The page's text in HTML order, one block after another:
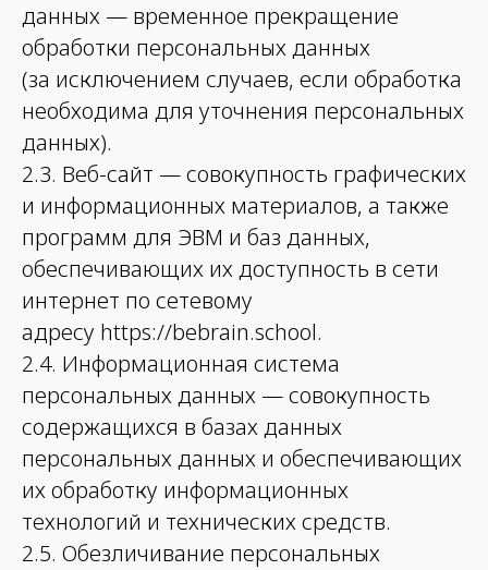
данных — временное прекращение
обработки персональных данных
(за исключением случаев, если обработка
необходима для уточнения персональных
данных).
2.3. Веб-сайт — совокупность графических
и информационных материалов, а также
программ для ЭВМ и баз данных,
обеспечивающих их доступность в сети
интернет по сетевому
адресу https://bebrain.school.
2.4. Информационная система
персональных данных — совокупность
содержащихся в базах данных
персональных данных и обеспечивающих
их обработку информационных
технологий и технических средств.
2.5. Обезличивание персональных